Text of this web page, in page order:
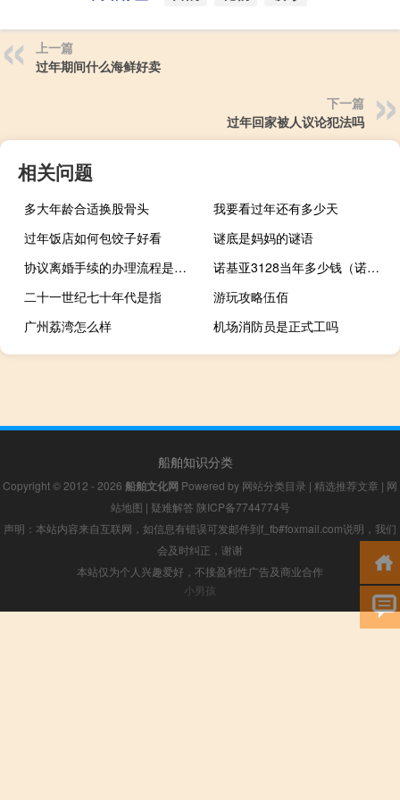
上一篇
过年期间什么海鲜好卖
下一篇
过年回家被人议论犯法吗
相关问题
多大年龄合适换股骨头
我要看过年还有多少天
过年饭店如何包饺子好看
谜底是妈妈的谜语
协议离婚手续的办理流程是什么样的
诺基亚3128当年多少钱（诺基亚3128(诺基亚3128手机)）
二十一世纪七十年代是指
游玩攻略伍佰
广州荔湾怎么样
机场消防员是正式工吗
船舶知识分类
Copyright © 2012 - 2026 船舶文化网 Powered by 网站分类目录 | 精选推荐文章 | 网
站地图 | 疑难解答 陕ICP备7744774号
声明：本站内容来自互联网，如信息有错误可发邮件到f_fb#foxmail.com说明，我们
会及时纠正，谢谢
本站仅为个人兴趣爱好，不接盈利性广告及商业合作
小男孩